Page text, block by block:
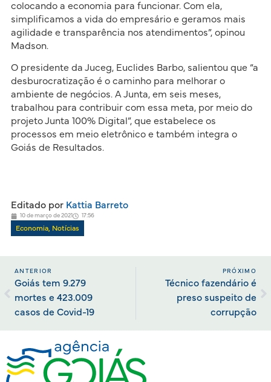
colocando a economia para funcionar. Com ela,
simplificamos a vida do empresário e geramos mais
agilidade e transparência nos atendimentos”, opinou
Madson.
O presidente da Juceg, Euclides Barbo, salientou que “a
desburocratização é o caminho para melhorar o
ambiente de negócios. A Junta, em seis meses,
trabalhou para contribuir com essa meta, por meio do
projeto Junta 100% Digital”, que estabelece os
processos em meio eletrônico e também integra o
Goiás de Resultados.
Editado porKattia Barreto
10 de março de 2021 17:56
Economia, Notícias
ANTERIOR
Goiás tem 9.279
mortes e 423.009
casos de Covid-19
PRÓXIMO
Técnico fazendário é
preso suspeito de
corrupção